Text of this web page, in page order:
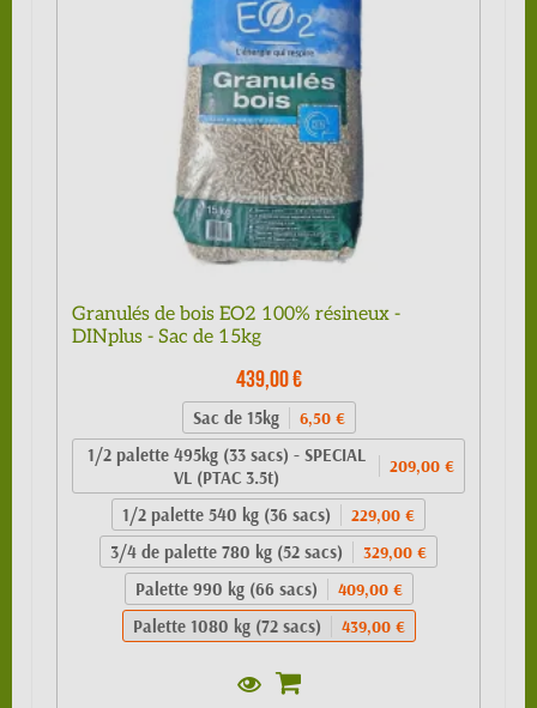
Granulés de bois EO2 100% résineux -
DINplus - Sac de 15kg
439,00 €
Sac de 15kg 6,50 €
1/2 palette 495kg (33 sacs) - SPECIAL
VL (PTAC 3.5t)
209,00 €
1/2 palette 540 kg (36 sacs) 229,00 €
3/4 de palette 780 kg (52 sacs) 329,00 €
Palette 990 kg (66 sacs) 409,00 €
Palette 1080 kg (72 sacs) 439,00 €